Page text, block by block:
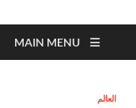
MAIN MENU
العالم